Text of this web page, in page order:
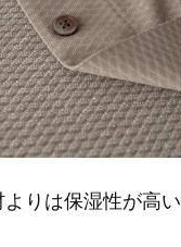
りは保湿性が高い